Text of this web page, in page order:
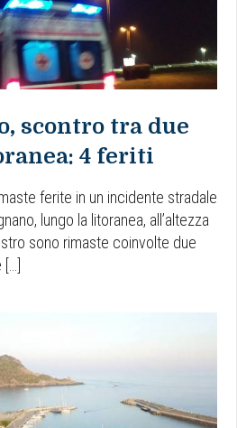
scontro tra due
4 feriti
ferite in un incidente stradale
lungo la litoranea, all’altezza
sono rimaste coinvolte due
[…]